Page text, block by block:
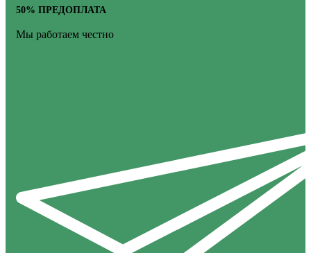
50% ПРЕДОПЛАТА
Мы работаем честно